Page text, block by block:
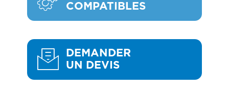
COMPATIBLES
DEMANDER
UN DEVIS